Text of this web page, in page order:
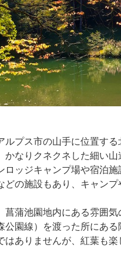
ルプス市の山手に位置す
かなりクネクネした細い
ロッジキャンプ場や宿泊
どの施設もあり、キャンプ
菖蒲池園地内にある雰囲
公園線）を渡った所にあ
はありませんが、紅葉も楽